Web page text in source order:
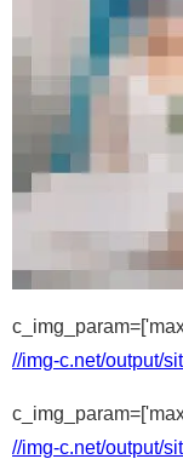
//img-c.net/output/
//img-c.net/output/